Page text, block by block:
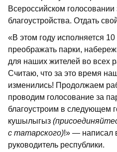
Всероссийском голосовании
благоустройства. Отдать
«В этом году исполняется
преображать парки,
для наших жителей во всех
Считаю, что за это время
изменились! Продолжаем
проводим голосование за
благоустроим в следующем
кушылыгыз
с татарского)!» — написал
руководитель республики.